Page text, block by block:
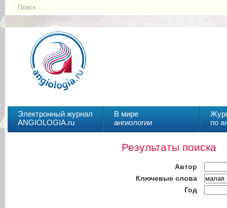
Электронный журнал
ANGIOLOGIA.ru
В мире
ангиологии
по
Результаты поиска
Автор
Ключевые слова
Год